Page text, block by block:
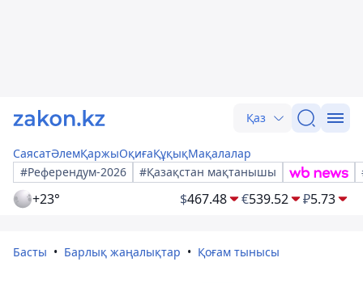
Қаз
СаясатӘлемҚаржыОқиғаҚұқықМақалалар
#Референдум-2026
#Қазақстан мақтанышы
+23° $467.48 €539.52 ₽5.73
Басты Барлық жаңалықтар Қоғам тынысы